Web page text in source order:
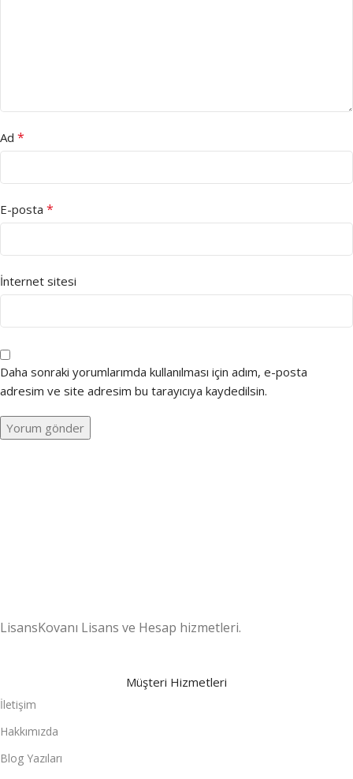
Ad *
E-posta *
İnternet sitesi
Daha sonraki yorumlarımda kullanılması için adım, e-posta
adresim ve site adresim bu tarayıcıya kaydedilsin.
LisansKovanı Lisans ve Hesap hizmetleri.
Müşteri Hizmetleri
İletişim
Hakkımızda
Blog Yazıları